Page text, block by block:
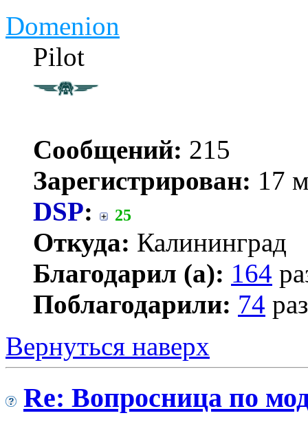
Domenion
Pilot
Сообщений: 215
Зарегистрирован: 17
DSP: 25
Откуда: Калининград
Благодарил (а): 164
Поблагодарили: 74
Вернуться наверх
Re: Вопросница по